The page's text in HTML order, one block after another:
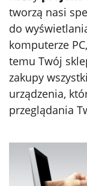
tworzą nasi
do
komputerze
temu Twój
zakupy
urządzenia,
przeglądania